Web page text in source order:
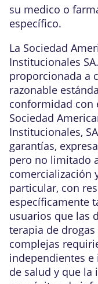
su medico o
específico.
La Sociedad
Institucionales
proporcionada a
razonable
conformidad con
Sociedad
Institucionales,
garantías,
pero no limitado
comercialización
particular, con
específicamente
usuarios que las
terapia de
complejas
independientes
de salud y que la